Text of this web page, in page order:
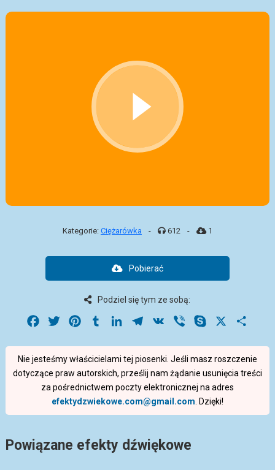
Kategorie: Ciężarówka - 612 - 1
Pobierać
Podziel się tym ze sobą:
Facebook
Twitter PinterestTumblrLinkedInTelegram
VK Viber Skype
Nie jesteśmy właścicielami tej piosenki. Jeśli masz roszczenie
dotyczące praw autorskich, prześlij nam żądanie usunięcia treści
za pośrednictwem poczty elektronicznej na adres
efektydzwiekowe.com@gmail.com . Dzięki!
Powiązane efekty dźwiękowe